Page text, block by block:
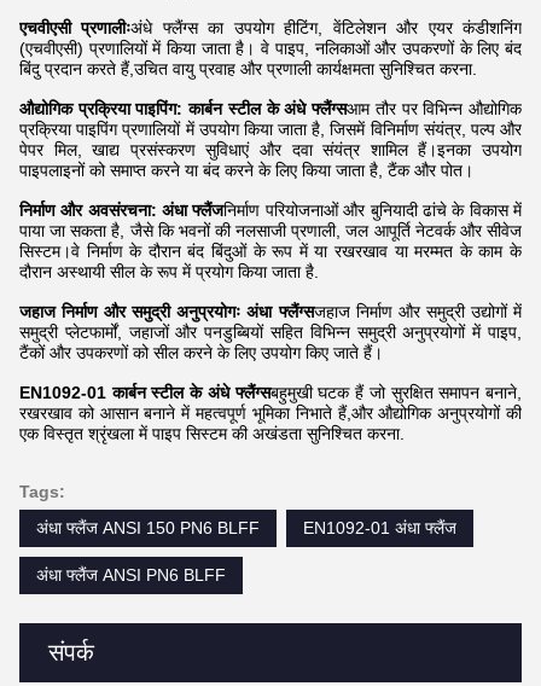
संपर्क
एचवीएसी प्रणालीःअंधे फ्लैंग्स का उपयोग हीटिंग, वेंटिलेशन और एयर कंडीशनिंग
(एचवीएसी) प्रणालियों में किया जाता है। वे पाइप, नलिकाओं और उपकरणों के लिए बंद
बिंदु प्रदान करते हैं,उचित वायु प्रवाह और प्रणाली कार्यक्षमता सुनिश्चित करना.
औद्योगिक प्रक्रिया पाइपिंग: कार्बन स्टील के अंधे फ्लैंग्सआम तौर पर विभिन्न औद्योगिक
प्रक्रिया पाइपिंग प्रणालियों में उपयोग किया जाता है, जिसमें विनिर्माण संयंत्र, पल्प और
पेपर मिल, खाद्य प्रसंस्करण सुविधाएं और दवा संयंत्र शामिल हैं।इनका उपयोग
पाइपलाइनों को समाप्त करने या बंद करने के लिए किया जाता है, टैंक और पोत।
निर्माण और अवसंरचना: अंधा फ्लैंजनिर्माण परियोजनाओं और बुनियादी ढांचे के विकास में
पाया जा सकता है, जैसे कि भवनों की नलसाजी प्रणाली, जल आपूर्ति नेटवर्क और सीवेज
सिस्टम।वे निर्माण के दौरान बंद बिंदुओं के रूप में या रखरखाव या मरम्मत के काम के
दौरान अस्थायी सील के रूप में प्रयोग किया जाता है.
जहाज निर्माण और समुद्री अनुप्रयोगः अंधा फ्लैंग्सजहाज निर्माण और समुद्री उद्योगों में
समुद्री प्लेटफार्मों, जहाजों और पनडुब्बियों सहित विभिन्न समुद्री अनुप्रयोगों में पाइप,
टैंकों और उपकरणों को सील करने के लिए उपयोग किए जाते हैं।
EN1092-01 कार्बन स्टील के अंधे फ्लैंग्सबहुमुखी घटक हैं जो सुरक्षित समापन बनाने,
रखरखाव को आसान बनाने में महत्वपूर्ण भूमिका निभाते हैं,और औद्योगिक अनुप्रयोगों की
एक विस्तृत श्रृंखला में पाइप सिस्टम की अखंडता सुनिश्चित करना.
Tags:
अंधा फ्लैंज ANSI 150 PN6 BLFF
EN1092-01 अंधा फ्लैंज
अंधा फ्लैंज ANSI PN6 BLFF